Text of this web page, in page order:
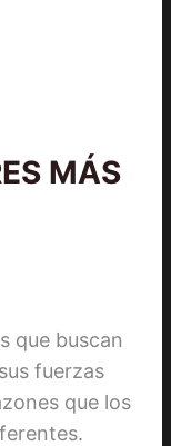
MÁS
que buscan
fuerzas
que los